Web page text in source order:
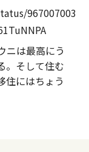
967007003
ニは最高にう
。そして住む
住にはちょう